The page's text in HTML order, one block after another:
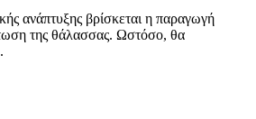
ανάπτυξης βρίσκεται η παραγωγή
της θάλασσας. Ωστόσο, θα